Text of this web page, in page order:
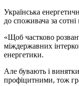
Українська
до споживача за
«Щоб частково
міждержавних
енергетики.
Але бувають і
профіцитними, тож